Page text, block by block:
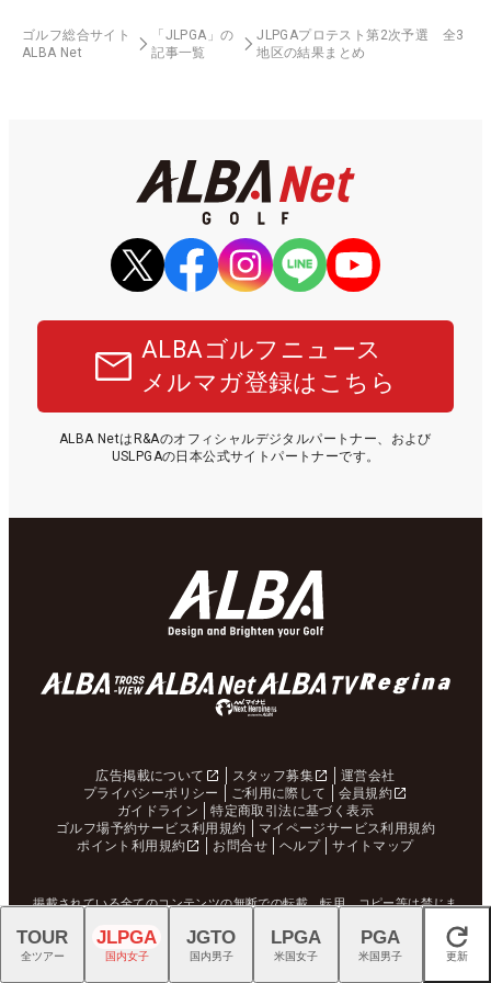
ゴルフ総合サイト
ALBA Net
「JLPGA」の
記事一覧
JLPGAプロテスト第2次予選 全3
地区の結果まとめ
ALBAゴルフニュース
メルマガ登録はこちら
ALBA NetはR&Aのオフィシャルデジタルパートナー、および
USLPGAの日本公式サイトパートナーです。
広告掲載について スタッフ募集
運営会社
プライバシーポリシー
ご利用に際して
会員規約
ガイドライン
特定商取引法に基づく表示
ゴルフ場予約サービス利用規約
マイページサービス利用規約
ポイント利用規約
お問合せ ヘルプ サイトマップ
掲載されている全てのコンテンツの無断での転載、転用、コピー等は禁じま
© ALBA Net
閉じる
TOUR
全ツアー
JLPGA
国内女子
JGTO
国内男子
LPGA
米国女子
PGA
米国男子 更新